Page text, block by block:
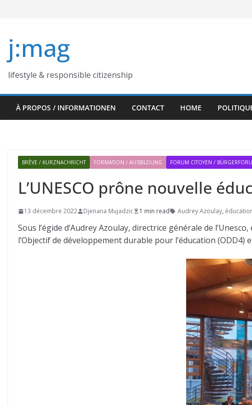
j:mag
lifestyle & responsible citizenship
À PROPOS / INFORMATIONEN CONTACT HOME
BRÈVE / KURZNACHRICHT FORMATION / AUSBILDUNG FORUM CITOYEN /
L’UNESCO prône nouvelle
13 décembre 2022 Djenana Mujadzic 1 min read Audrey Azoulay,
Sous l’égide d’Audrey Azoulay, directrice générale de
l’Objectif de développement durable pour l’éducation (ODD4)